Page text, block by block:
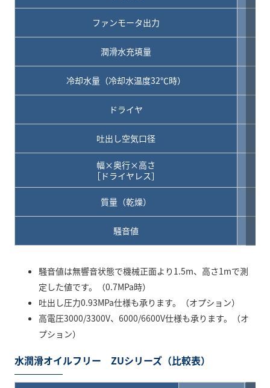
ファンモータ出力
潤滑水充填量
冷却水量（冷却水温度32℃時）
ドライヤ
吐出し空気口径
幅×奥行×高さ
［ドライヤレス］
質量（乾燥）
騒音値
騒音値は無響音状態で機械正面より1.5m、高さ1mで測
定した値です。（0.7MPa時）
吐出し圧力0.93MPa仕様も承ります。（オプション）
高電圧3000/3300V、6000/6600V仕様も承ります。（オ
プション）
水潤滑オイルフリー ZUシリーズ（比較表）